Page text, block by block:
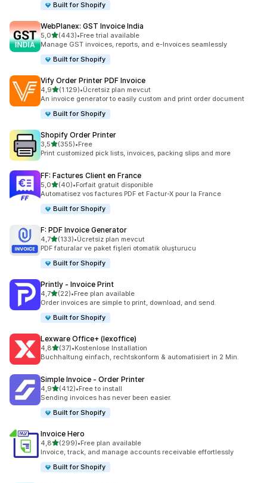
Built for Shopify
WebPlanex: GST Invoice India
5,05 yıldız üzerinden
(443)
toplam 443 değerlendirme
•Free trial available
Manage GST invoices, reports, and e-Invoices seamlessly
Built for Shopify
Vify Order Printer PDF Invoice
4,95 yıldız üzerinden
(1.129)
toplam 1129 değerlendirme
•Ücretsiz plan mevcut
An invoice generator to easily custom and print order document
Built for Shopify
Shopify Order Printer
3,55 yıldız üzerinden
(355)
toplam 355 değerlendirme
•Free
Print customized pick lists, invoices, packing slips and more
FF: Factures Client en France
5,05 yıldız üzerinden
(40)
toplam 40 değerlendirme
•Forfait gratuit disponible
Automatisez vos factures PDF et Factur-X pour la France
Built for Shopify
F: PDF Invoice Generator
4,75 yıldız üzerinden
(133)
toplam 133 değerlendirme
•Ücretsiz plan mevcut
PDF faturalar ve paket fişleri otomatik oluşturucu
Built for Shopify
Printly ‑ Invoice Print
4,75 yıldız üzerinden
(22)
toplam 22 değerlendirme
•Free plan available
Order invoices are simple to print, download, and send.
Built for Shopify
Lexware Office+ (lexoffice)
4,85 yıldız üzerinden
(37)
toplam 37 değerlendirme
•Kostenlose Installation
Buchhaltung einfach, rechtskonform & automatisiert in 2 Min.
Simple Invoice ‑ Order Printer
4,95 yıldız üzerinden
(412)
toplam 412 değerlendirme
•Free to install
Sending invoices has never been easier.
Built for Shopify
Invoice Hero
4,85 yıldız üzerinden
(299)
toplam 299 değerlendirme
•Free plan available
Invoice, track, and manage accounts receivable effortlessly
Built for Shopify